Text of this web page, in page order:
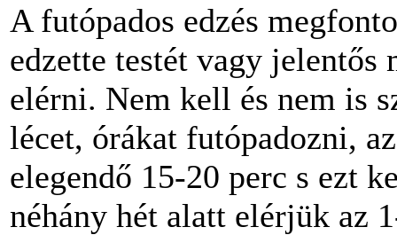
A futópados edzés
edzette testét vagy jelentős
elérni. Nem kell és nem is
lécet, órákat futópadozni,
elegendő 15-20 perc s ezt
néhány hét alatt elérjük az